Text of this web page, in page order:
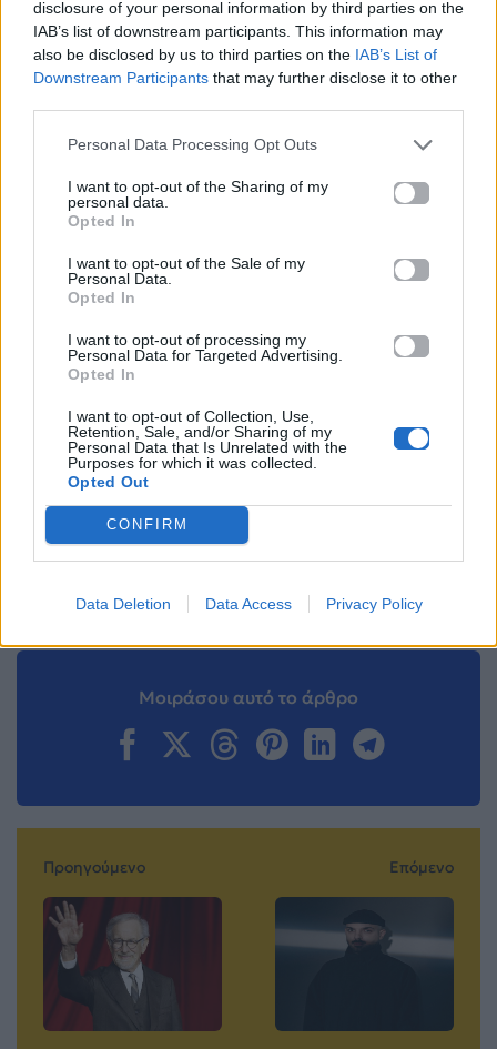
disclosure of your personal information by third parties on the
IAB’s list of downstream participants. This information may
also be disclosed by us to third parties on the IAB’s List of
Downstream Participants that may further disclose it to other
Personal Data Processing Opt Outs
I want to opt-out of the Sharing of my
personal data.
Opted In
I want to opt-out of the Sale of my
Personal Data.
Opted In
I want to opt-out of processing my
Personal Data for Targeted Advertising.
Opted In
I want to opt-out of Collection, Use,
Retention, Sale, and/or Sharing of my
Personal Data that Is Unrelated with the
Purposes for which it was collected.
Opted Out
CONFIRM
Data Deletion Data Access Privacy Policy
Ηχολήπτης σκηνής:Αντώνης Παραμύθης
Διάβασε επίσης:
με το ολοκαίνουργιο single «OUD»
Cilia Katrali: Κυκλοφορεί το νέο της άλμπουμ
«Ανάποδα»
Για σχόλια, μηνύματα ή φωτογραφικό υλικό
σχετικά με το
Facebook , επικοινωνήστε μέσω
ακολουθήστε μας στοInstagram.
Πάνος Μουζουράκης περιοδεία ΤΡΑΓΟΥΔΙ
Ακολουθήστε το
News
Mad.gr στο MSN
Μοιράσου αυτό το άρθρο
Προηγούμενο Επόμενο